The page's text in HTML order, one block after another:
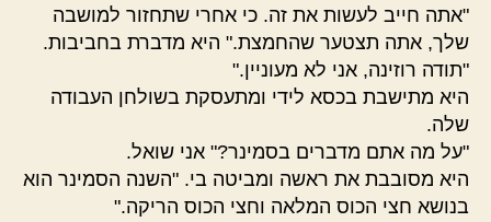
"אתה חייב לעשות את זה. כי אחרי שתחזור למושבה
שלך, אתה תצטער שהחמצת." היא מדברת בחביבות.
"תודה רוזינה, אני לא מעוניין."
היא מתישבת בכסא לידי ומתעסקת בשולחן העבודה
שלה.
"על מה אתם מדברים בסמינר?" אני שואל.
היא מסובבת את ראשה ומביטה בי. "השנה הסמינר הוא
בנושא חצי הכוס המלאה וחצי הכוס הריקה."